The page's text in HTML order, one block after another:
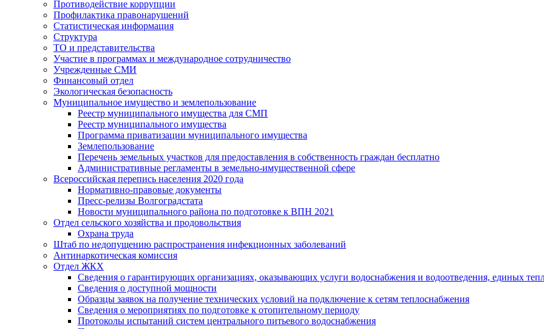
Противодействие коррупции
Профилактика правонарушений
Статистическая информация
Структура
ТО и представительства
Участие в программах и международное сотрудничество
Учрежденные СМИ
Финансовый отдел
Экологическая безопасность
Муниципальное имущество и землепользование
Реестр муниципального имущества для СМП
Реестр муниципального имущества
Программа приватизации муниципального имущества
Землепользование
Перечень земельных участков для предоставления в собственность граждан бесплатно
Административные регламенты в земельно-имущественной сфере
Всероссийская перепись населения 2020 года
Нормативно-правовые документы
Пресс-релизы Волгоградстата
Новости муниципального района по подготовке к ВПН 2021
Отдел сельского хозяйства и продовольствия
Охрана труда
Штаб по недопущению распространения инфекционных заболеваний
Антинаркотическая комиссия
Отдел ЖКХ
Сведения о гарантирующих организациях, оказывающих услуги водоснабжения и водоотведения, единых
Сведения о доступной мощности
Образцы заявок на получение технических условий на подключение к сетям теплоснабжения
Сведения о мероприятиях по подготовке к отопительному периоду
Протоколы испытаний систем центрального питьевого водоснабжения